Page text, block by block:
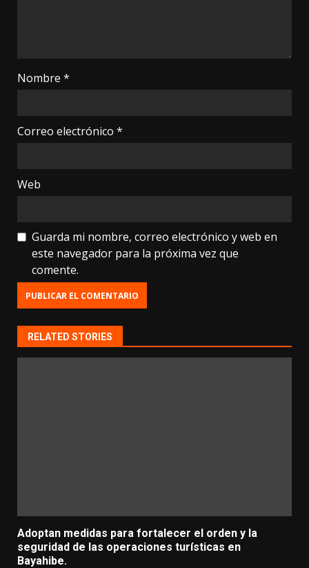
Nombre *
Correo electrónico *
Web
Guarda mi nombre, correo electrónico y web en
este navegador para la próxima vez que
comente.
RELATED STORIES
Adoptan medidas para fortalecer el orden y la
seguridad de las operaciones turísticas en
Bayahibe.